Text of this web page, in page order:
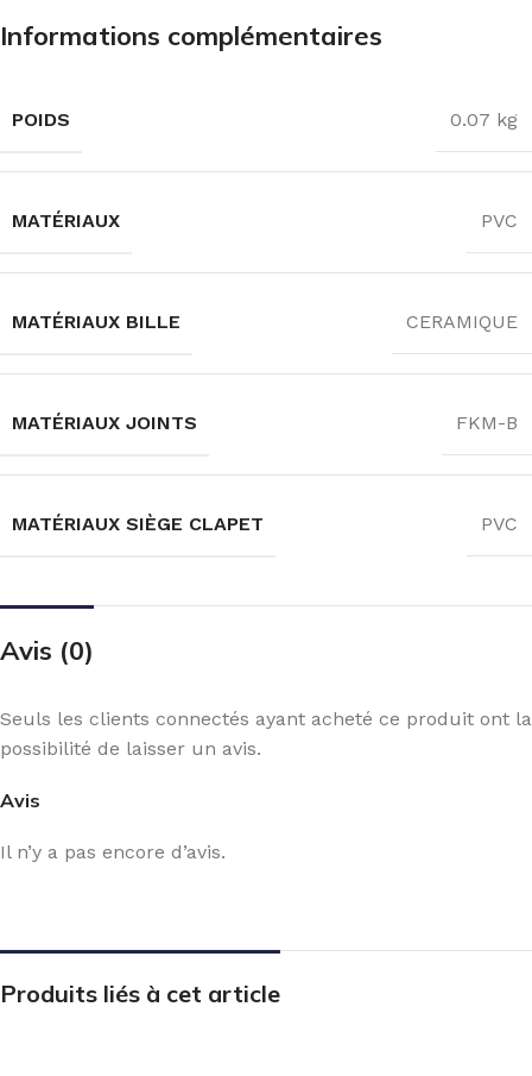
Informations complémentaires
POIDS 0.07 kg
MATÉRIAUX PVC
MATÉRIAUX BILLE CERAMIQUE
MATÉRIAUX JOINTS FKM-B
MATÉRIAUX SIÈGE CLAPET PVC
Avis (0)
Avis
Il n’y a pas encore d’avis.
Seuls les clients connectés ayant acheté ce produit ont la
possibilité de laisser un avis.
Produits liés à cet article